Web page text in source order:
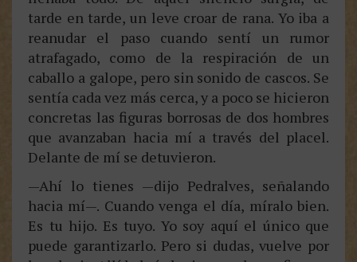
tarde en tarde, un leve croar de rana. Yo iba a
reanudar el paso cuando sentí un rumor
atrafagado, como de la respiración de un
caballo a galope, pero sin sonido de cascos. Se
sentía cada vez más cerca, y a poco se hicieron
concretas las figuras borrosas de dos hombres
que avanzaban hacia mí a través del placel.
Delante de mí se detuvieron.
—Ahí lo tienes —dijo Pedralves, señalando
hacia mí—. Cuando venga el día, míralo bien.
Es tu hijo. Es tuyo. Yo soy aquí el único que
puede garantizarlo. Pero si dudas, vuelve por